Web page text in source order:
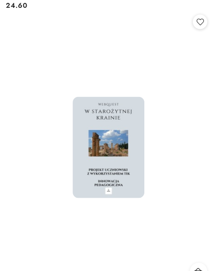
Cena:
24.60